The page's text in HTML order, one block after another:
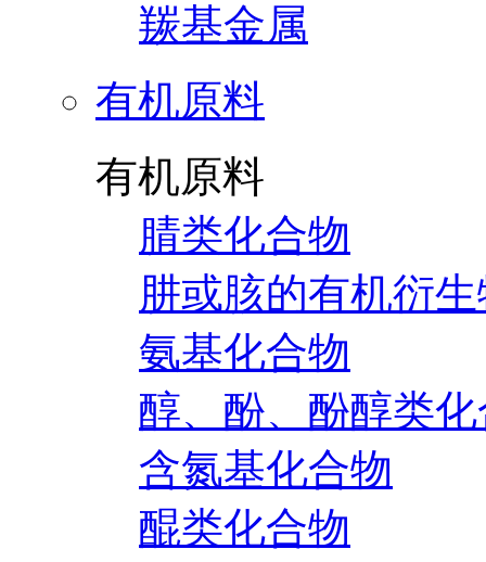
羰基金属
有机原料
有机原料
腈类化合物
肼或胲的有机衍
氨基化合物
醇、酚、酚醇类
含氮基化合物
醌类化合物